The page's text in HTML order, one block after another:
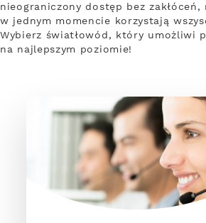
nieograniczony dostęp bez
w jednym momencie korzystają
Wybierz światłowód, który umożliwi
na najlepszym poziomie!